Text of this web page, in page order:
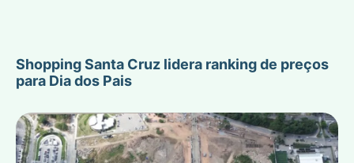
Shopping Santa Cruz lidera ranking de preços
para Dia dos Pais